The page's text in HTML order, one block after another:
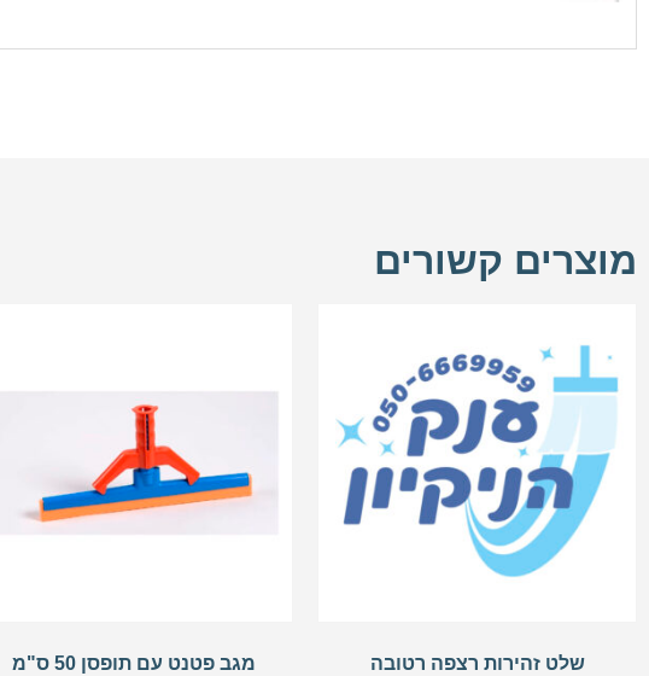
מוצרים קשורים
שלט זהירות רצפה רטובה מגב פטנט עם תופסן 50 ס"מ